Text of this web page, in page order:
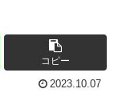
コピー
2023.10.07